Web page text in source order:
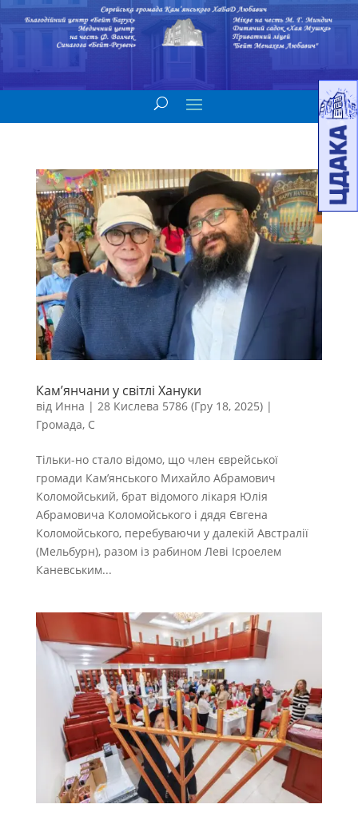
Кам’янчани у світлі Хануки
від Инна | 28 Кислева 5786 (Гру 18, 2025)|
Громада, С
Тільки-но стало відомо, що член єврейської
громади Кам’янського Михайло Абрамович
Коломойський, брат відомого лікаря Юлія
Абрамовича Коломойського і дядя Євгена
Коломойського, перебуваючи у далекій Австралії
(Мельбурн), разом із рабином Леві Ісроелем
Каневським...